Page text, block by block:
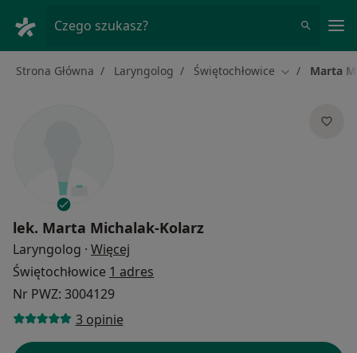
Czego szukasz?
Strona Główna Laryngolog Świętochłowice Zmień miasto
Marta
lek. Marta Michalak-Kolarz
Laryngolog · Więcej
Świętochłowice 1 adres
Nr PWZ: 3004129
3 opinie